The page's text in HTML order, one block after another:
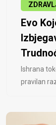
Evo
Ishrana
pravilan